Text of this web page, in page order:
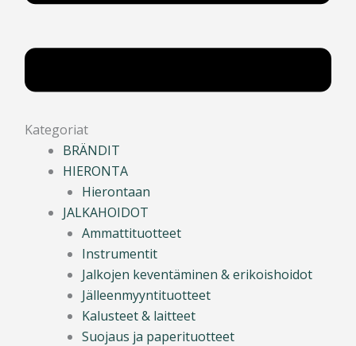
Kategoriat
BRÄNDIT
HIERONTA
Hierontaan
JALKAHOIDOT
Ammattituotteet
Instrumentit
Jalkojen keventäminen & erikoishoidot
Jälleenmyyntituotteet
Kalusteet & laitteet
Suojaus ja paperituotteet